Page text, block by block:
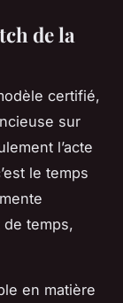
de la
certifié,
sur
l’acte
le temps
temps,
en matière